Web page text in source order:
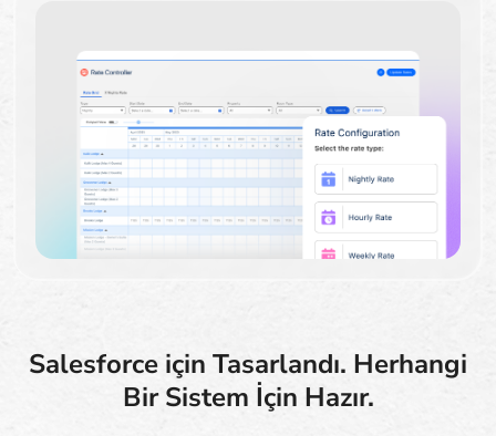
Salesforce için Tasarlandı. Herhangi
Bir Sistem İçin Hazır.